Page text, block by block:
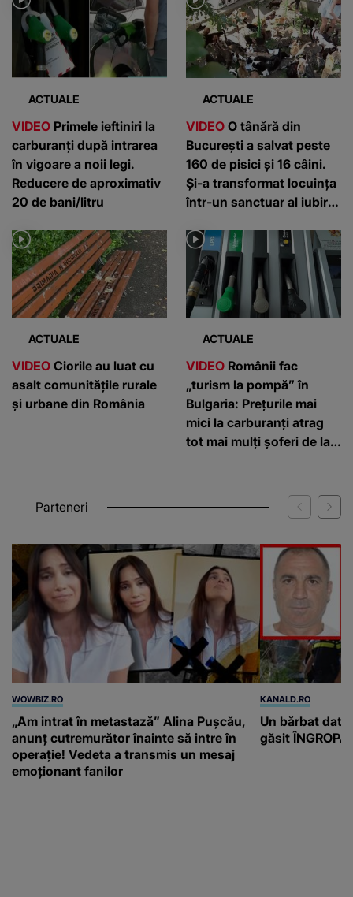
ACTUALE
VIDEO Primele ieftiniri la
carburanți după intrarea
în vigoare a noii legi.
Reducere de aproximativ
20 de bani/litru
ACTUALE
VIDEO O tânără din
București a salvat peste
160 de pisici și 16 câini.
Și-a transformat locuința
într-un sanctuar al iubirii
ACTUALE
VIDEO Ciorile au luat cu
asalt comunitățile rurale
și urbane din România
ACTUALE
VIDEO Românii fac
„turism la pompă” în
Bulgaria: Prețurile mai
mici la carburanți atrag
tot mai mulți șoferi de la
Parteneri
WOWBIZ.RO
„Am intrat în metastază” Alina Pușcău,
anunț cutremurător înainte să intre în
operație! Vedeta a transmis un mesaj
emoționant fanilor
KANALD.RO
Un bărbat dat
găsit